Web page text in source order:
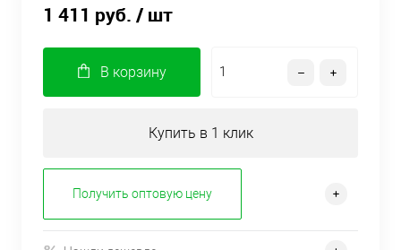
1 411 руб. / шт
В корзину
Купить в 1 клик
Получить оптовую цену